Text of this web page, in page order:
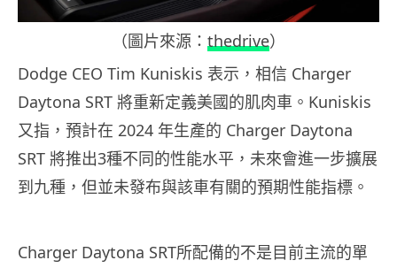
（圖片來源： thedrive）
Dodge CEO Tim Kuniskis 表示，相信 Charger
Daytona SRT 將重新定義美國的肌肉車。Kuniskis
又指，預計在 2024 年生產的 Charger Daytona
SRT 將推出3種不同的性能水平，未來會進一步擴展
到九種，但並未發布與該車有關的預期性能指標。
Charger Daytona SRT所配備的不是目前主流的單